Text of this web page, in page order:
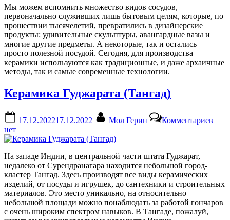
Мы можем вспомнить множество видов сосудов,
первоначально служивших лишь бытовым целям, которые, по
прошествии тысячелетий, превратились в дизайнерские
продукты: удивительные скульптуры, авангардные вазы и
многие другие предметы. А некоторые, так и остались –
просто полезной посудой. Сегодня, для производства
керамики используются как традиционные, и даже архаичные
методы, так и самые современные технологии.
Керамика Гуджарата (Тангад)
on
17.12.202217.12.2022 Мол Герин Комментариев
нет
На западе Индии, в центральной части штата Гуджарат,
недалеко от Сурендранагара находится небольшой город-
кластер Тангад. Здесь производят все виды керамических
изделий, от посуды и игрушек, до сантехники и строительных
материалов. Это место уникально, на относительно
небольшой площади можно понаблюдать за работой гончаров
с очень широким спектром навыков. В Тангаде, пожалуй,